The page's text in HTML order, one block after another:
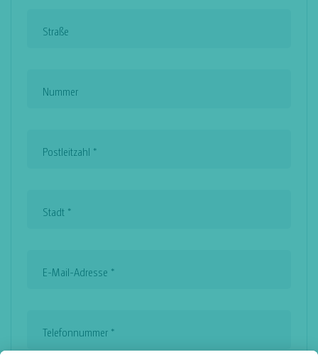
Straße
Nummer
Postleitzahl *
Stadt *
E-Mail-Adresse *
Telefonnummer *